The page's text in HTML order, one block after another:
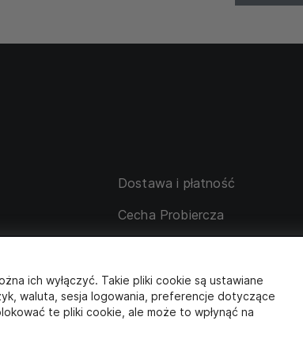
Dostawa i płatność
Cecha Probiercza
Współpraca z partnerami
ich wyłączyć. Takie pliki cookie są ustawiane
waluta, sesja logowania, preferencje dotyczące
te pliki cookie, ale może to wpłynąć na